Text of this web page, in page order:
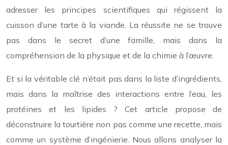
adresser les principes scientifiques qui régissent la
cuisson d’une tarte à la viande. La réussite ne se trouve
pas dans le secret d’une famille, mais dans la
compréhension de la physique et de la chimie à l’œuvre.
Et si la véritable clé n’était pas dans la liste d’ingrédients,
mais dans la maîtrise des interactions entre l’eau, les
protéines et les lipides ? Cet article propose de
déconstruire la tourtière non pas comme une recette, mais
comme un système d’ingénierie. Nous allons analyser la